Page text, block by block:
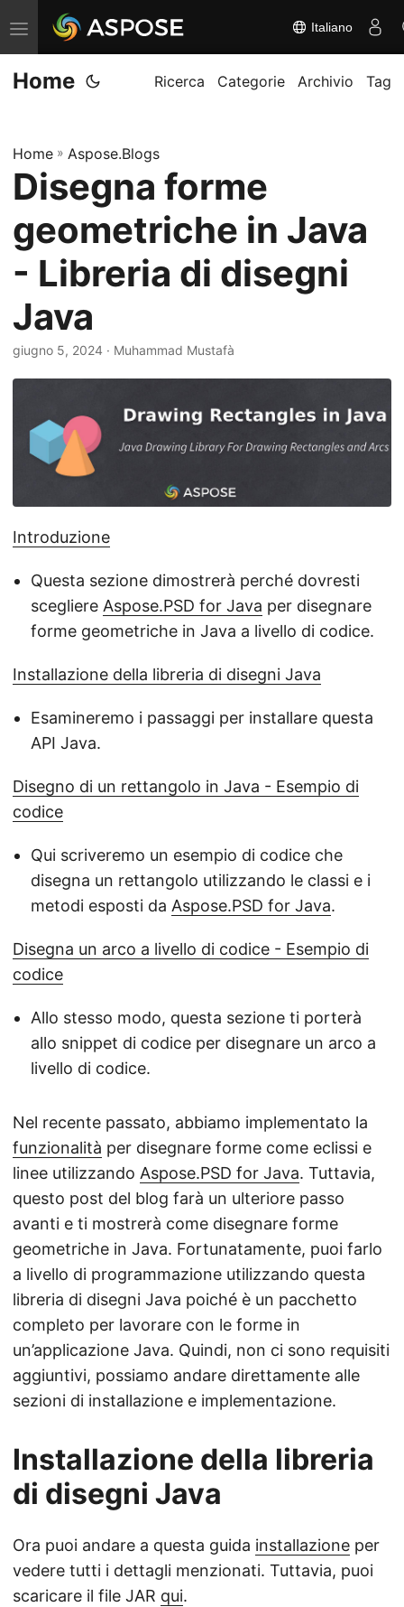
A
t
t
a
/
i
t
i
i
g
z
e
Italiano
Home Ricerca Categorie Archivio Tag
Home » Aspose.Blogs
Disegna forme
geometriche in Java
- Libreria di disegni
Java
giugno 5, 2024 · Muhammad Mustafà
Introduzione
Questa sezione dimostrerà perché dovresti
scegliere Aspose.PSD for Java per disegnare
forme geometriche in Java a livello di codice.
Installazione della libreria di disegni Java
Esamineremo i passaggi per installare questa
API Java.
Disegno di un rettangolo in Java - Esempio di
codice
Qui scriveremo un esempio di codice che
disegna un rettangolo utilizzando le classi e i
metodi esposti da Aspose.PSD for Java.
Disegna un arco a livello di codice - Esempio di
codice
Allo stesso modo, questa sezione ti porterà
allo snippet di codice per disegnare un arco a
livello di codice.
Nel recente passato, abbiamo implementato la
funzionalità per disegnare forme come eclissi e
linee utilizzando Aspose.PSD for Java. Tuttavia,
questo post del blog farà un ulteriore passo
avanti e ti mostrerà come disegnare forme
geometriche in Java. Fortunatamente, puoi farlo
a livello di programmazione utilizzando questa
libreria di disegni Java poiché è un pacchetto
completo per lavorare con le forme in
un’applicazione Java. Quindi, non ci sono requisiti
aggiuntivi, possiamo andare direttamente alle
sezioni di installazione e implementazione.
Installazione della libreria
di disegni Java
Ora puoi andare a questa guida installazione per
vedere tutti i dettagli menzionati. Tuttavia, puoi
scaricare il file JAR qui.